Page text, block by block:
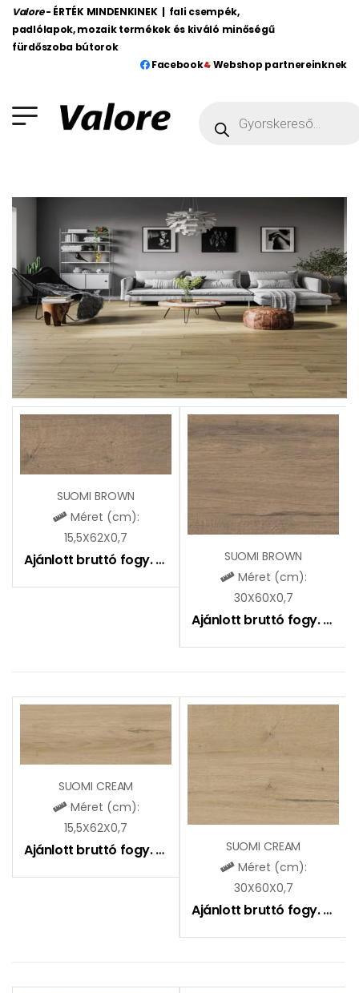
Valore - ÉRTÉK MINDENKINEK | fali csempék,
padlólapok, mozaik termékek és kiváló minőségű
fürdőszoba bútorok
Facebook
Webshop partnereinknek
SUOMI BROWN
Méret (cm):
15,5X62X0,7
Ajánlott bruttó fogy. ár:
SUOMI BROWN
Méret (cm):
30X60X0,7
Ajánlott bruttó fogy. ár:
SUOMI CREAM
Méret (cm):
15,5X62X0,7
Ajánlott bruttó fogy. ár:
SUOMI CREAM
Méret (cm):
30X60X0,7
Ajánlott bruttó fogy. ár: